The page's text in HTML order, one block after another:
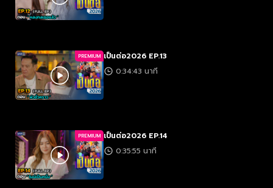
PREMIUM เป็นต่อ2026 EP.13
0:34:43 นาที
PREMIUM เป็นต่อ2026 EP.14
0:35:55 นาที